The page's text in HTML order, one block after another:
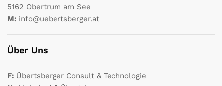
5162 Obertrum am See
M: info@uebertsberger.at
Über Uns
F: Übertsberger Consult & Technologie